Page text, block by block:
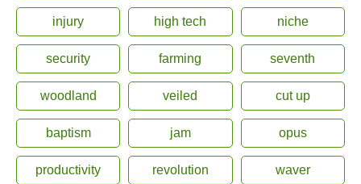
injury high tech niche
security farming seventh
woodland veiled cut up
baptism jam opus
productivity revolution waver